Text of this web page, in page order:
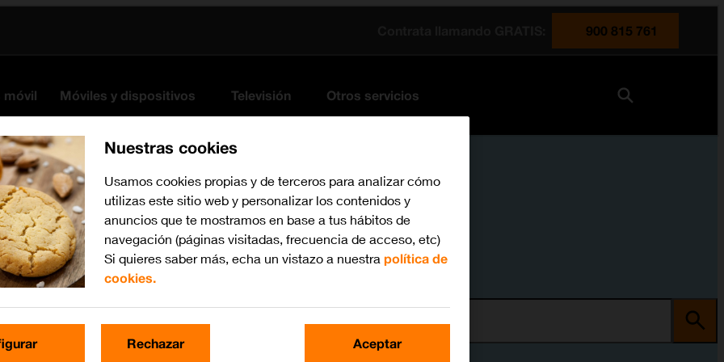
900 815 761
móvil Móviles y dispositivos Televisión Otros servicios
Nuestras cookies
Usamos cookies propias y de terceros para analizar cómo
utilizas este sitio web y personalizar los contenidos y
anuncios que te mostramos en base a tus hábitos de
navegación (páginas visitadas, frecuencia de acceso, etc)
Si quieres saber más, echa un vistazo a nuestra política de
cookies.
Rechazar Aceptar